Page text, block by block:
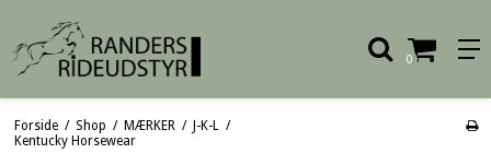
0
Forside / Shop / MÆRKER / J-K-L /
Kentucky Horsewear